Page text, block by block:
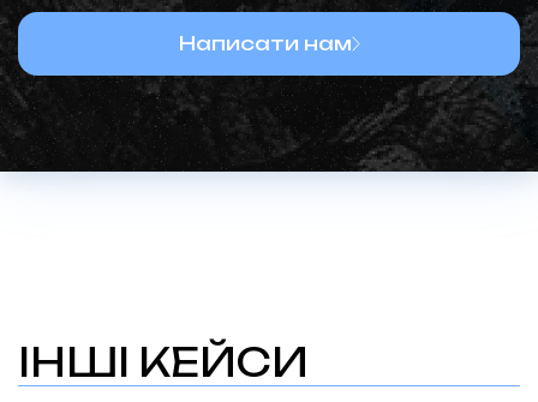
Написати нам
ІНШІ КЕЙСИ